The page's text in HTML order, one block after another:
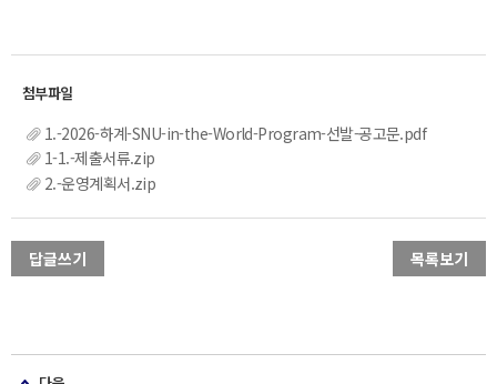
1.-2026-하계-SNU-in-the-World-Program-선발-공고문.pdf
1-1.-제출서류.zip
2.-운영계획서.zip
답글쓰기 목록보기